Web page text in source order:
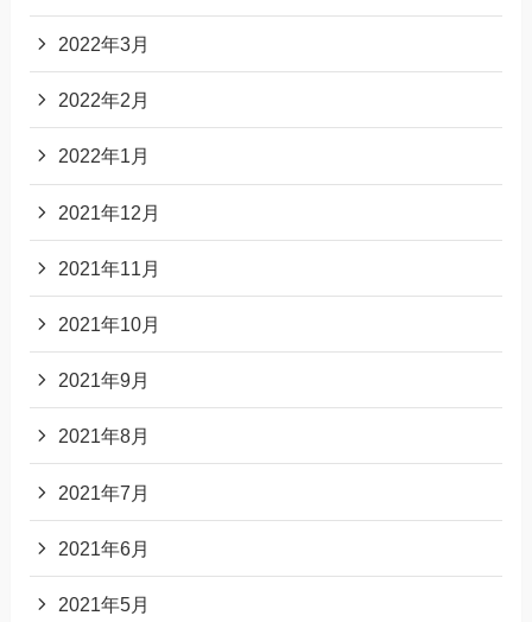
2022年3月
2022年2月
2022年1月
2021年12月
2021年11月
2021年10月
2021年9月
2021年8月
2021年7月
2021年6月
2021年5月